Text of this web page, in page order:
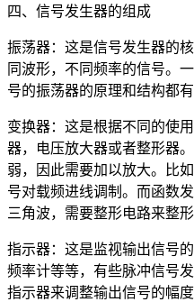
四、信号发生器的组成
振荡器：这是信号发生器的
同波形，不同频率的信号。
号的振荡器的原理和结构都有
变换器：这是根据不同的使
器，电压放大器或者整形器
弱，因此需要加以放大。比
号对载频进线调制。而函数
三角波，需要整形电路来整
指示器：这是监视输出信号
频率计等等，有些脉冲信号
指示器来调整输出信号的幅